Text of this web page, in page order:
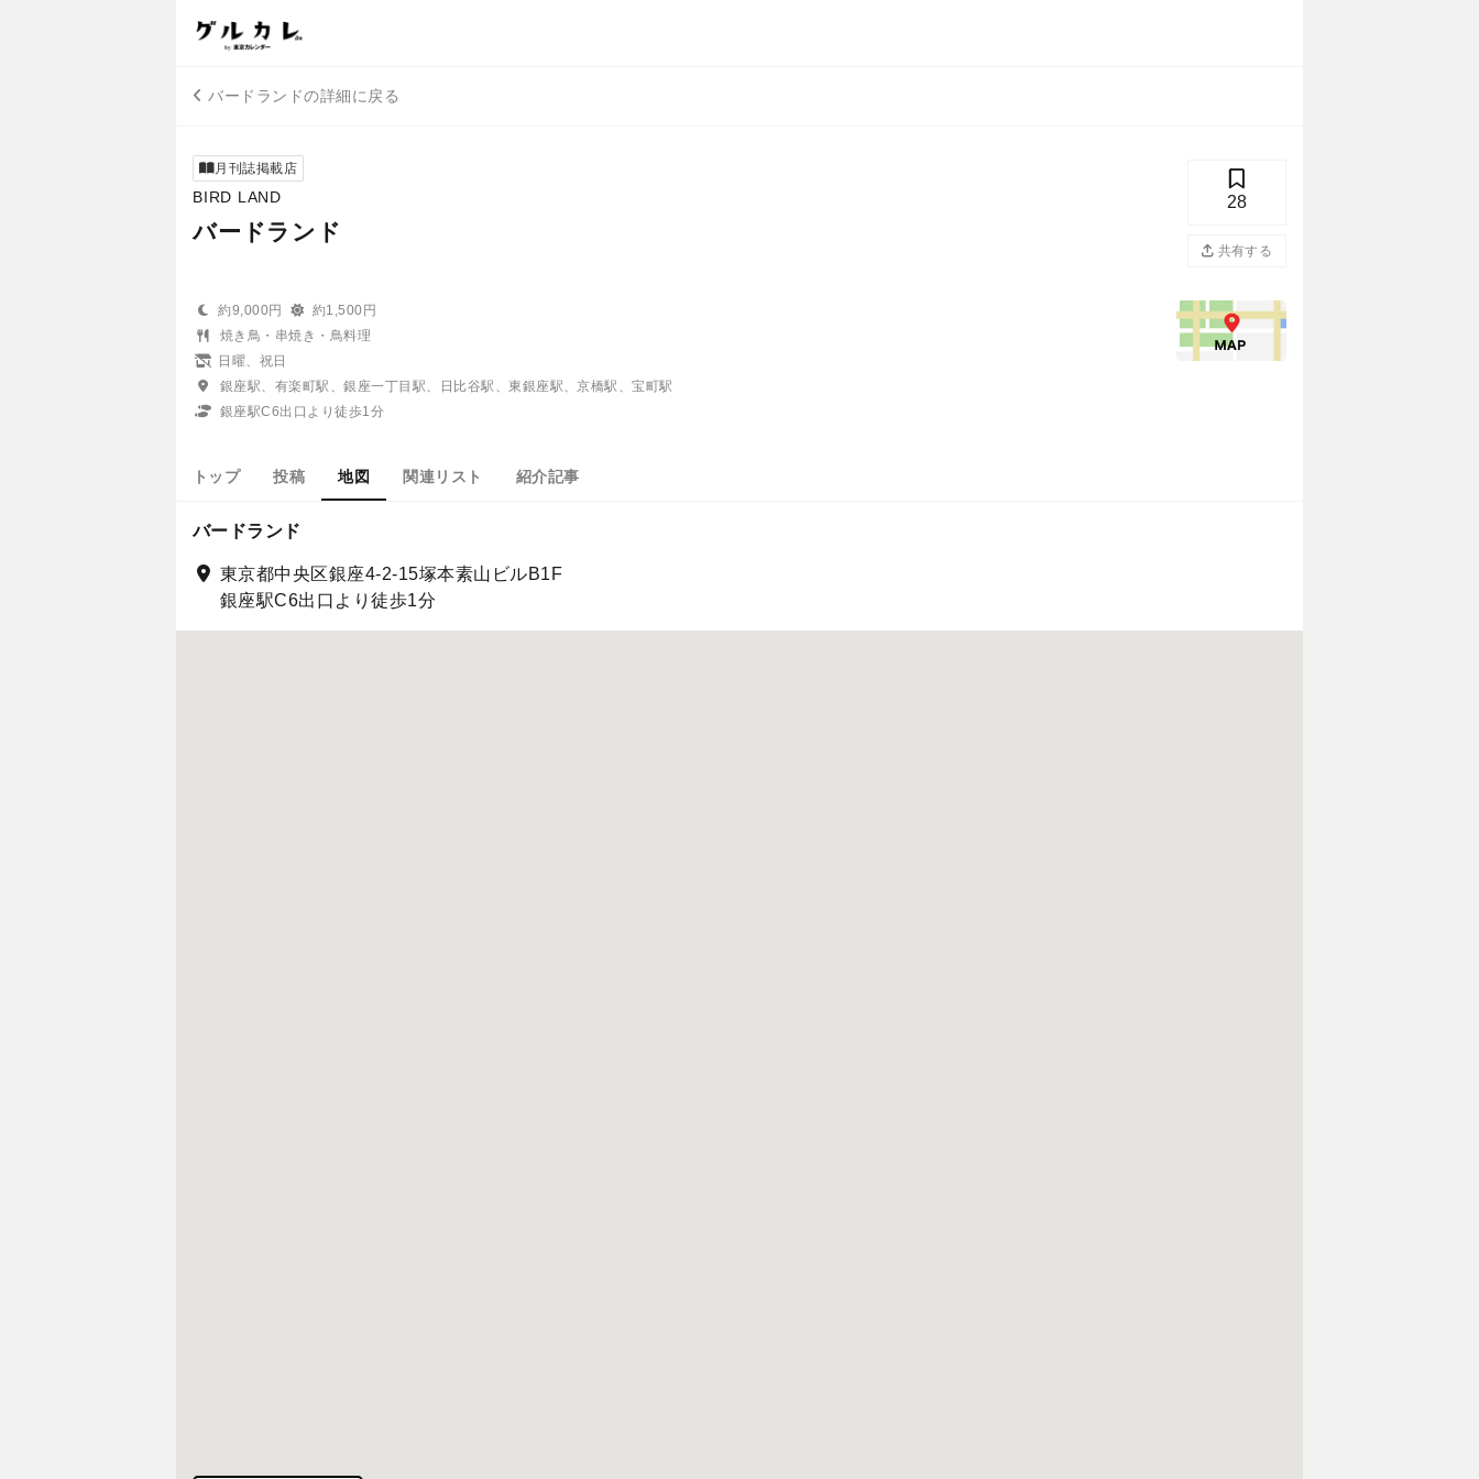
バードランドの詳細に戻る
月刊誌掲載店
BIRD LAND
バードランド
28
共有する
約9,000円
約1,500円
焼き鳥・串焼き・鳥料理
日曜、祝日
銀座駅、有楽町駅、銀座一丁目駅、日比谷駅、東銀座駅、京橋駅、宝町駅
銀座駅C6出口より徒歩1分
トップ 投稿 地図 関連リスト 紹介記事
バードランド
東京都中央区銀座4-2-15塚本素山ビルB1F
銀座駅C6出口より徒歩1分